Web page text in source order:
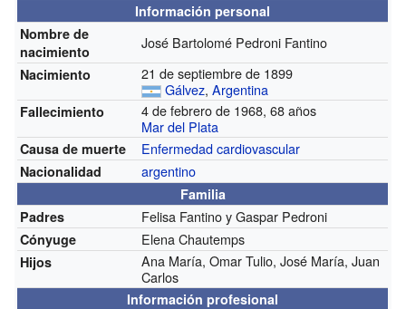
Información personal
Nombre de
nacimiento
José Bartolomé Pedroni Fantino
Nacimiento
21 de septiembre de 1899
Gálvez,Argentina
Fallecimiento
4 de febrero de 1968, 68 años
Mar del Plata
Causa de muerte Enfermedad cardiovascular
Nacionalidad argentino
Familia
Padres
Felisa Fantino y Gaspar Pedroni
Cónyuge Elena Chautemps
Hijos
Ana María, Omar Tulio, José María, Juan
Carlos
Información profesional